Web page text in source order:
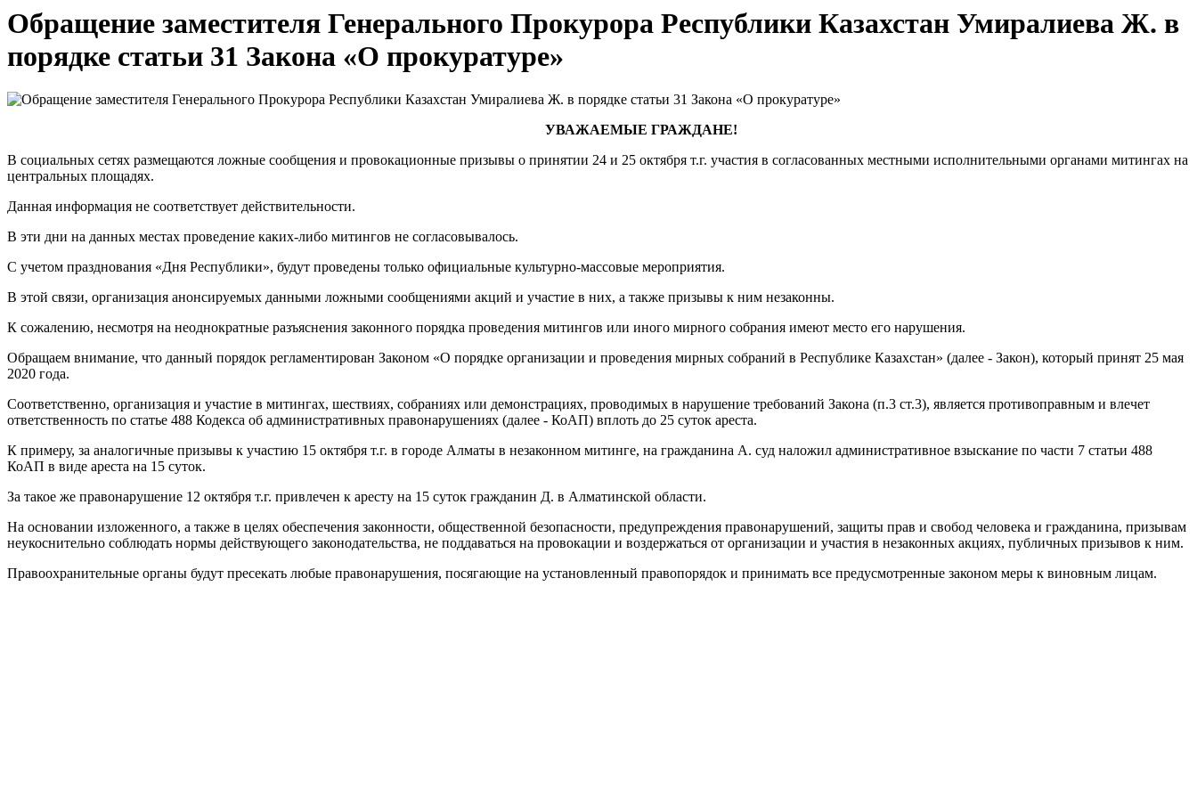
Обращение заместителя Генерального Прокурора Республики Казахстан Умиралиева Ж. в
порядке статьи 31 Закона «О прокуратуре»
УВАЖАЕМЫЕ ГРАЖДАНЕ!
В социальных сетях размещаются ложные сообщения и провокационные призывы о принятии 24 и 25 октября т.г. участия в согласованных местными исполнительными органами митингах на
центральных площадях.
Данная информация не соответствует действительности.
В эти дни на данных местах проведение каких-либо митингов не согласовывалось.
С учетом празднования «Дня Республики», будут проведены только официальные культурно-массовые мероприятия.
В этой связи, организация анонсируемых данными ложными сообщениями акций и участие в них, а также призывы к ним незаконны.
К сожалению, несмотря на неоднократные разъяснения законного порядка проведения митингов или иного мирного собрания имеют место его нарушения.
Обращаем внимание, что данный порядок регламентирован Законом «О порядке организации и проведения мирных собраний в Республике Казахстан» (далее - Закон), который принят 25 мая
2020 года.
Соответственно, организация и участие в митингах, шествиях, собраниях или демонстрациях, проводимых в нарушение требований Закона (п.3 ст.3), является противоправным и влечет
ответственность по статье 488 Кодекса об административных правонарушениях (далее - КоАП) вплоть до 25 суток ареста.
К примеру, за аналогичные призывы к участию 15 октября т.г. в городе Алматы в незаконном митинге, на гражданина А. суд наложил административное взыскание по части 7 статьи 488
КоАП в виде ареста на 15 суток.
За такое же правонарушение 12 октября т.г. привлечен к аресту на 15 суток гражданин Д. в Алматинской области.
На основании изложенного, а также в целях обеспечения законности, общественной безопасности, предупреждения правонарушений, защиты прав и свобод человека и гражданина, призывам
неукоснительно соблюдать нормы действующего законодательства, не поддаваться на провокации и воздержаться от организации и участия в незаконных акциях, публичных призывов к ним.
Правоохранительные органы будут пресекать любые правонарушения, посягающие на установленный правопорядок и принимать все предусмотренные законом меры к виновным лицам.